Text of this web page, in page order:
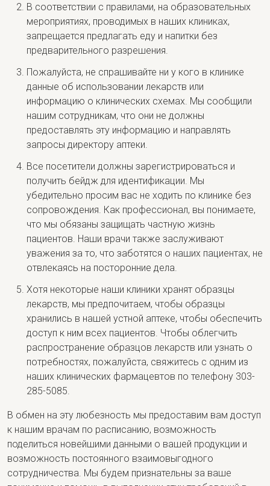
В соответствии с правилами, на образовательных
мероприятиях, проводимых в наших клиниках,
запрещается предлагать еду и напитки без
предварительного разрешения.
Пожалуйста, не спрашивайте ни у кого в клинике
данные об использовании лекарств или
информацию о клинических схемах. Мы сообщили
нашим сотрудникам, что они не должны
предоставлять эту информацию и направлять
запросы директору аптеки.
Все посетители должны зарегистрироваться и
получить бейдж для идентификации. Мы
убедительно просим вас не ходить по клинике без
сопровождения. Как профессионал, вы понимаете,
что мы обязаны защищать частную жизнь
пациентов. Наши врачи также заслуживают
уважения за то, что заботятся о наших пациентах, не
отвлекаясь на посторонние дела.
Хотя некоторые наши клиники хранят образцы
лекарств, мы предпочитаем, чтобы образцы
хранились в нашей устной аптеке, чтобы обеспечить
доступ к ним всех пациентов. Чтобы облегчить
распространение образцов лекарств или узнать о
потребностях, пожалуйста, свяжитесь с одним из
наших клинических фармацевтов по телефону 303-
285-5085.
В обмен на эту любезность мы предоставим вам доступ
к нашим врачам по расписанию, возможность
поделиться новейшими данными о вашей продукции и
возможность постоянного взаимовыгодного
сотрудничества. Мы будем признательны за ваше